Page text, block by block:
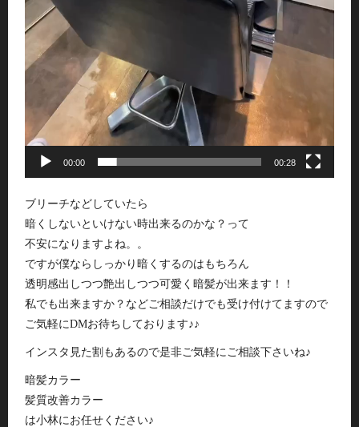
00:00 00:28
ブリーチなどしていたら
暗くしないといけない時出来るのかな？って
不安になりますよね。。
ですが僕ならしっかり暗くするのはもちろん
透明感出しつつ艶出しつつ可愛く暗髪が出来ます！！
私でも出来ますか？などご相談だけでも受け付けてますので
ご気軽にDMお待ちしております♪♪
インスタ見た割もあるので是非ご気軽にご相談下さいね♪
暗髪カラー
髪質改善カラー
は小林にお任せください♪